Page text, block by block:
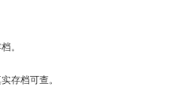
。
存档可查。